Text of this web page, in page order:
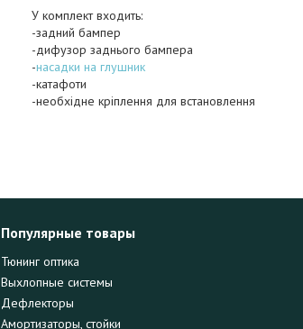
У комплект входить:
-задний бампер
-дифузор заднього бампера
-насадки на глушник
-катафоти
-необхідне кріплення для встановлення
Популярные товары
Тюнинг оптика
Выхлопные системы
Дефлекторы
Амортизаторы, стойки